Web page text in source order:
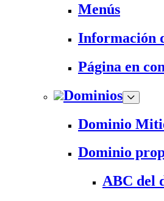
Menús
Información
Página en
Dominios
Dominio
Dominio
ABC del